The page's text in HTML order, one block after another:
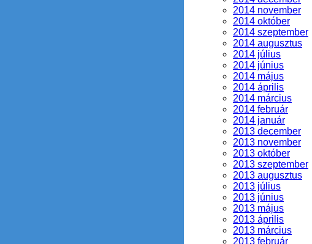
2014 november
2014 október
2014 szeptember
2014 augusztus
2014 július
2014 június
2014 május
2014 április
2014 március
2014 február
2014 január
2013 december
2013 november
2013 október
2013 szeptember
2013 augusztus
2013 július
2013 június
2013 május
2013 április
2013 március
2013 február